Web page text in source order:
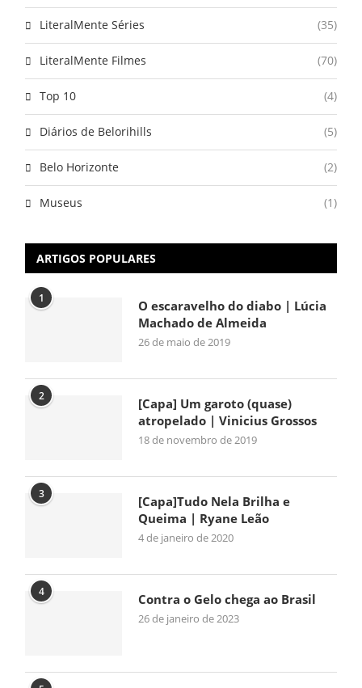
LiteralMente Séries (35)
LiteralMente Filmes (70)
Top 10 (4)
Diários de Belorihills (5)
Belo Horizonte (2)
Museus (1)
ARTIGOS POPULARES
1
O escaravelho do diabo | Lúcia
Machado de Almeida
26 de maio de 2019
2
[Capa] Um garoto (quase)
atropelado | Vinicius Grossos
18 de novembro de 2019
3
[Capa]Tudo Nela Brilha e
Queima | Ryane Leão
4 de janeiro de 2020
4 Contra o Gelo chega ao Brasil
26 de janeiro de 2023